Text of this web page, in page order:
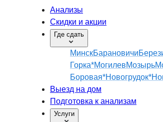
Анализы
Скидки и акции
Где сдать
МинскБарановичи
Горка*МогилевМозырь
Боровая*Новогрудок*
Выезд на дом
Подготовка к анализам
Услуги